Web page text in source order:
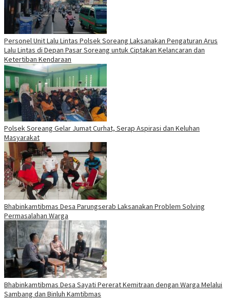
Personel Unit Lalu Lintas Polsek Soreang Laksanakan Pengaturan Arus
Lalu Lintas di Depan Pasar Soreang untuk Ciptakan Kelancaran dan
Ketertiban Kendaraan
Polsek Soreang Gelar Jumat Curhat, Serap Aspirasi dan Keluhan
Masyarakat
Bhabinkamtibmas Desa Parungserab Laksanakan Problem Solving
Permasalahan Warga
Bhabinkamtibmas Desa Sayati Pererat Kemitraan dengan Warga Melalui
Sambang dan Binluh Kamtibmas